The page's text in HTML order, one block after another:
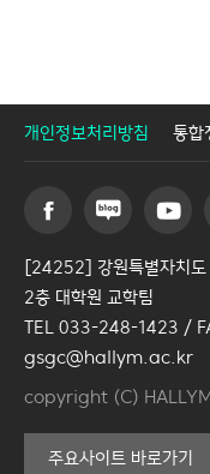
개인정보처리방침 통합
[24252] 강원특별자치도
2층 대학원 교학팀
TEL 033-248-1423 /
gsgc@hallym.ac.kr
copyright (C)
주요사이트 바로가기
커뮤니티교육원